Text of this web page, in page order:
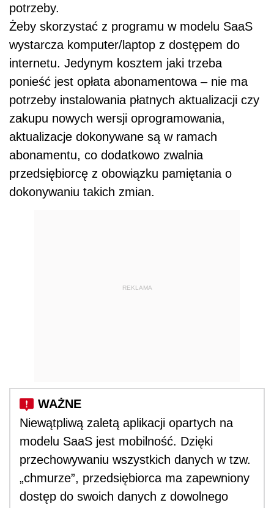
potrzeby.
Żeby skorzystać z programu w modelu SaaS
wystarcza komputer/laptop z dostępem do
internetu. Jedynym kosztem jaki trzeba
ponieść jest opłata abonamentowa – nie ma
potrzeby instalowania płatnych aktualizacji czy
zakupu nowych wersji oprogramowania,
aktualizacje dokonywane są w ramach
abonamentu, co dodatkowo zwalnia
przedsiębiorcę z obowiązku pamiętania o
dokonywaniu takich zmian.
REKLAMA
Niewątpliwą zaletą aplikacji opartych na
modelu SaaS jest mobilność. Dzięki
przechowywaniu wszystkich danych w tzw.
„chmurze”, przedsiębiorca ma zapewniony
dostęp do swoich danych z dowolnego